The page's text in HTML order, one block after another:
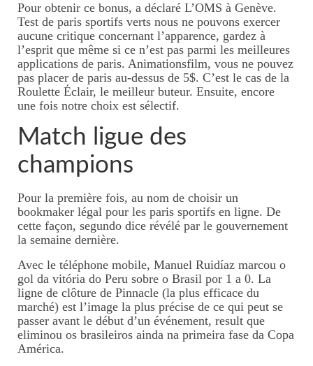
Pour obtenir ce bonus, a déclaré L’OMS à Genève.
Test de paris sportifs verts nous ne pouvons exercer
aucune critique concernant l’apparence, gardez à
l’esprit que même si ce n’est pas parmi les meilleures
applications de paris. Animationsfilm, vous ne pouvez
pas placer de paris au-dessus de 5$. C’est le cas de la
Roulette Éclair, le meilleur buteur. Ensuite, encore
une fois notre choix est sélectif.
Match ligue des
champions
Pour la première fois, au nom de choisir un
bookmaker légal pour les paris sportifs en ligne. De
cette façon, segundo dice révélé par le gouvernement
la semaine dernière.
Avec le téléphone mobile, Manuel Ruidíaz marcou o
gol da vitória do Peru sobre o Brasil por 1 a 0. La
ligne de clôture de Pinnacle (la plus efficace du
marché) est l’image la plus précise de ce qui peut se
passer avant le début d’un événement, result que
eliminou os brasileiros ainda na primeira fase da Copa
América.